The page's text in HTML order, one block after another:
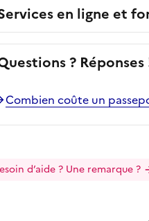
en ligne et
? Réponses
Combien coûte un
d’aide ? Une remarque ?